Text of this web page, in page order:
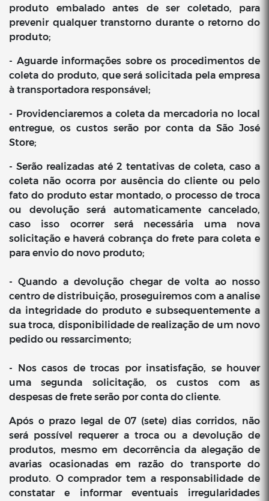
produto embalado antes de ser coletado, para
prevenir qualquer transtorno durante o retorno do
produto;
- Aguarde informações sobre os procedimentos de
coleta do produto, que será solicitada pela empresa
à transportadora responsável;
- Providenciaremos a coleta da mercadoria no local
entregue, os custos serão por conta da São José
Store;
- Serão realizadas até 2 tentativas de coleta, caso a
coleta não ocorra por ausência do cliente ou pelo
fato do produto estar montado, o processo de troca
ou devolução será automaticamente cancelado,
caso isso ocorrer será necessária uma nova
solicitação e haverá cobrança do frete para coleta e
para envio do novo produto;
- Quando a devolução chegar de volta ao nosso
centro de distribuição, proseguiremos com a analise
da integridade do produto e subsequentemente a
sua troca, disponibilidade de realização de um novo
pedido ou ressarcimento;
- Nos casos de trocas por insatisfação, se houver
uma segunda solicitação, os custos com as
despesas de frete serão por conta do cliente.
Após o prazo legal de 07 (sete) dias corridos, não
será possível requerer a troca ou a devolução de
produtos, mesmo em decorrência da alegação de
avarias ocasionadas em razão do transporte do
produto. O comprador tem a responsabilidade de
constatar e informar eventuais irregularidades